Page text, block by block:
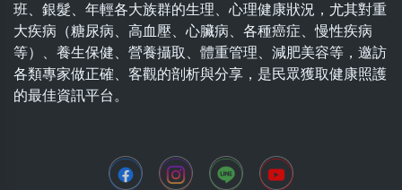
班、銀髮、年輕各大族群的生理、心理健康狀況，尤其對重
大疾病（糖尿病、高血壓、心臟病、各種癌症、慢性疾病
等）、養生保健、營養攝取、體重管理、減肥美容等，邀訪
各類專家做正確、客觀的剖析與分享，是民眾獲取健康照護
的最佳資訊平台。